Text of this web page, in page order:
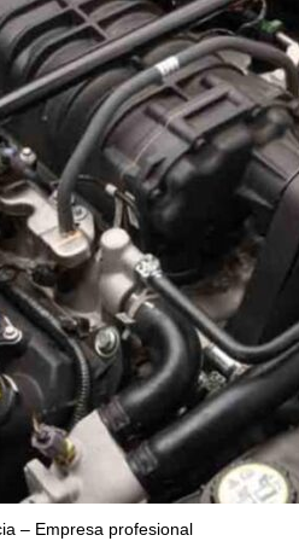
– Empresa profesional